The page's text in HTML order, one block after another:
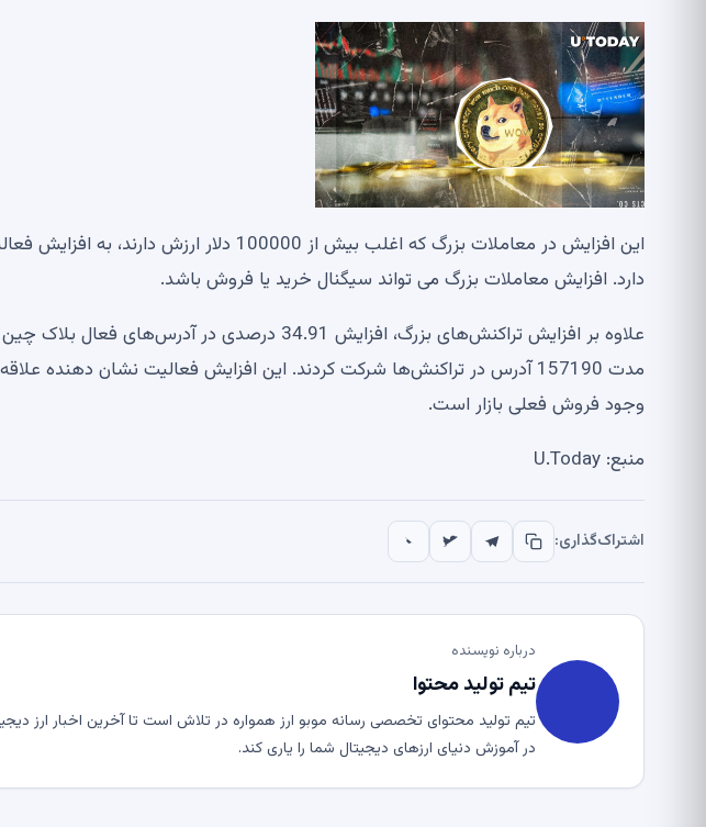
این افزایش در معاملات بزرگ که اغلب بیش از 100000
دارد. افزایش معاملات بزرگ می تواند سیگنال خرید یا فروش باشد.
علاوه بر افزایش تراکنش‌های بزرگ، افزایش 34.91
وجود فروش فعلی بازار است.
منبع: U.Today
اشتراک‌گذاری:
درباره نویسنده
تیم تولید محتوا
تیم تولید محتوای تخصصی رسانه موبو ارز همواره در تلاش است تا آخرین اخبار ارز
در آموزش دنیای ارزهای دیجیتال شما را یاری کند.